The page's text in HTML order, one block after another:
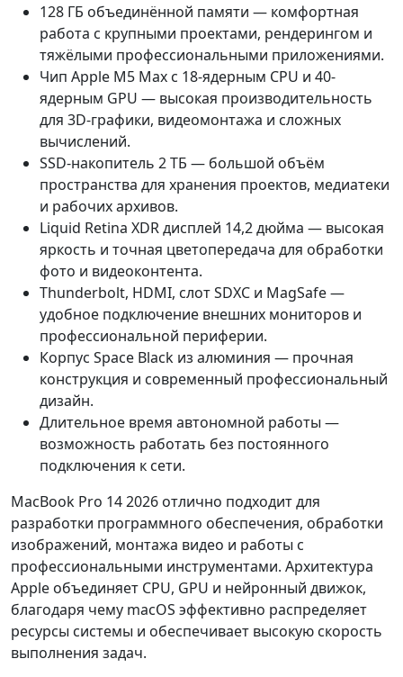
128 ГБ объединённой памяти — комфортная
работа с крупными проектами, рендерингом и
тяжёлыми профессиональными приложениями.
Чип Apple M5 Max с 18-ядерным CPU и 40-
ядерным GPU — высокая производительность
для 3D-графики, видеомонтажа и сложных
вычислений.
SSD-накопитель 2 ТБ — большой объём
пространства для хранения проектов, медиатеки
и рабочих архивов.
Liquid Retina XDR дисплей 14,2 дюйма — высокая
яркость и точная цветопередача для обработки
фото и видеоконтента.
Thunderbolt, HDMI, слот SDXC и MagSafe —
удобное подключение внешних мониторов и
профессиональной периферии.
Корпус Space Black из алюминия — прочная
конструкция и современный профессиональный
дизайн.
Длительное время автономной работы —
возможность работать без постоянного
подключения к сети.
MacBook Pro 14 2026 отлично подходит для
разработки программного обеспечения, обработки
изображений, монтажа видео и работы с
профессиональными инструментами. Архитектура
Apple объединяет CPU, GPU и нейронный движок,
благодаря чему macOS эффективно распределяет
ресурсы системы и обеспечивает высокую скорость
выполнения задач.